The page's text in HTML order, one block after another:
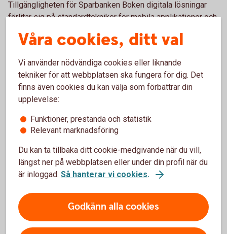
Tillgängligheten för Sparbanken Boken digitala lösningar
förlitar sig på standardtekniker för mobila applikationer och
av webbläsare och eventuella hjälpmedel eller plugins.
HTML
WAI-ARIA
CSS
JavaScript
Dessa tekniker används för att uppfylla de
Publicering av denna
Denna redogörelse publicerades den 28 januari 2026.
Våra cookies, ditt val
Vi använder nödvändiga cookies eller liknande
tekniker för att webbplatsen ska fungera för dig. Det
finns även cookies du kan välja som förbättrar din
upplevelse:
Funktioner, prestanda och statistik
Relevant marknadsföring
Du kan ta tillbaka ditt cookie-medgivande när du vill,
längst ner på webbplatsen eller under din profil när du
är inloggad. Så hanterar vi cookies.
Godkänn alla cookies